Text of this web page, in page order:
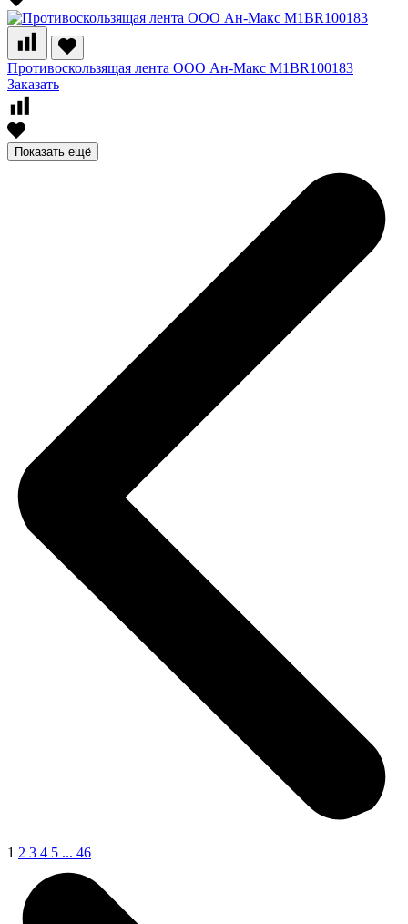
Противоскользящая лента ООО Ан-Макс M1BR100183
Заказать
Показать ещё
1 2 3 4 5 ... 46